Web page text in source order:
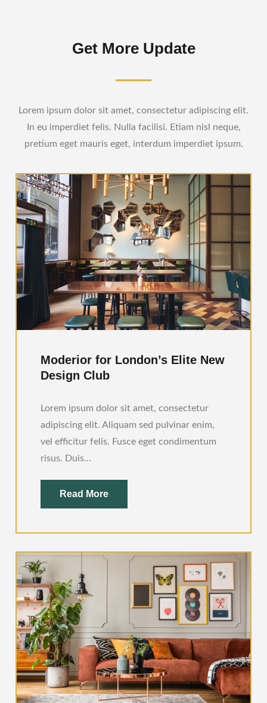
Get More Update
Lorem ipsum dolor sit amet, consectetur adipiscing elit.
In eu imperdiet felis. Nulla facilisi. Etiam nisl neque,
pretium eget mauris eget, interdum imperdiet ipsum.
Moderior for London’s Elite New
Design Club
Lorem ipsum dolor sit amet, consectetur
adipiscing elit. Aliquam sed pulvinar enim,
vel efficitur felis. Fusce eget condimentum
risus. Duis…
Read More